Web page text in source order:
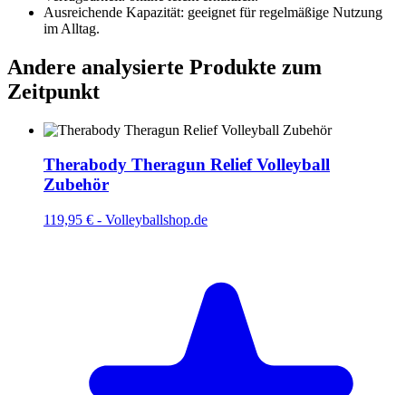
Ausreichende Kapazität: geeignet für regelmäßige Nutzung
im Alltag.
Andere analysierte Produkte zum
Zeitpunkt
Therabody Theragun Relief Volleyball
Zubehör
119,95 € - Volleyballshop.de